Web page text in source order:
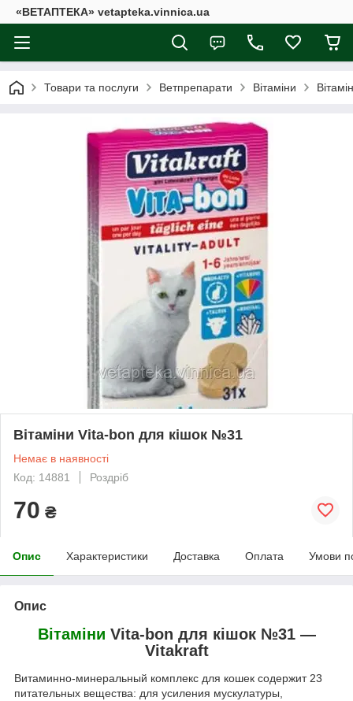
«ВЕТАПТЕКА» vetapteka.vinnica.ua
Товари та послуги Ветпрепарати Вітаміни
Вітаміни Vita-bon для кішок №31
Немає в наявності
Код: 14881
Роздріб
70 ₴
Опис Характеристики Доставка Оплата Умови
Опис
Вітаміни Vita-bon для кішок №31 ―
Vitakraft
Витаминно-минеральный комплекс для кошек содержит 23
питательных вещества: для усиления мускулатуры,